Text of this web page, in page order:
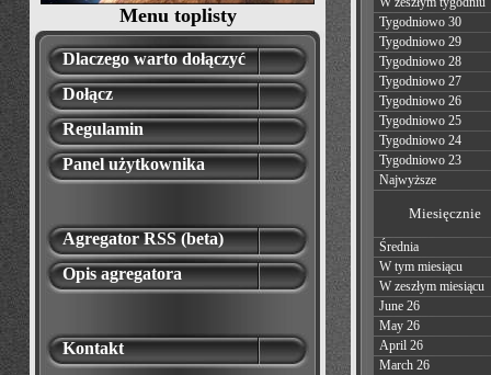
Menu toplisty
Dlaczego warto dołączyć
Dołącz
Regulamin
Panel użytkownika
Agregator RSS (beta)
Opis agregatora
Kontakt
Tygodniowo 30
Tygodniowo 29
Tygodniowo 28
Tygodniowo 27
Tygodniowo 26
Tygodniowo 25
Tygodniowo 24
Tygodniowo 23
Najwyższe
Miesięcznie
Średnia
W tym miesiącu
W zeszłym miesiącu
June 26
May 26
April 26
March 26